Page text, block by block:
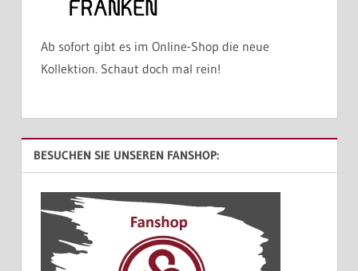
Ab sofort gibt es im Online-Shop die neue
Kollektion. Schaut doch mal rein!
BESUCHEN SIE UNSEREN FANSHOP: